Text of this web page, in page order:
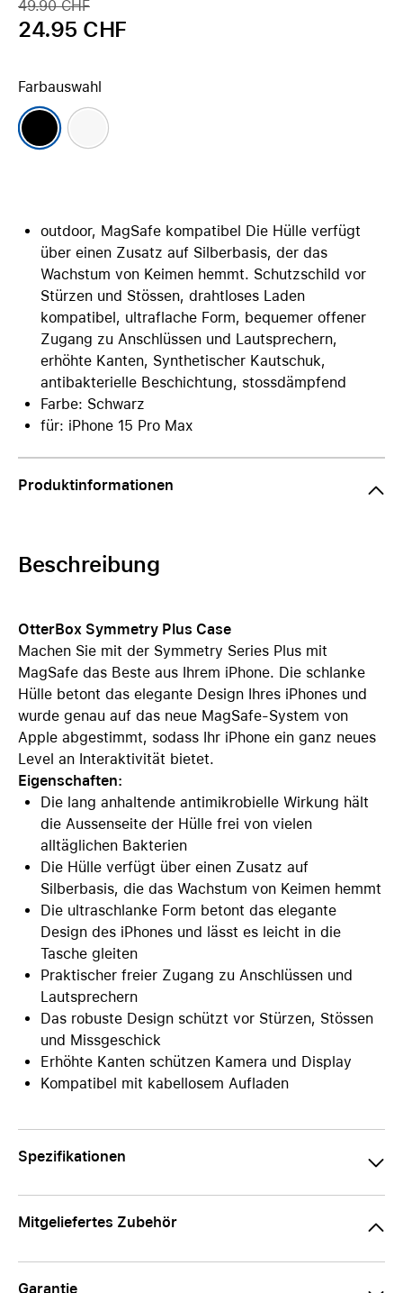
49.90 CHF
24.95 CHF
Farbauswahl
outdoor, MagSafe kompatibel Die Hülle verfügt
über einen Zusatz auf Silberbasis, der das
Wachstum von Keimen hemmt. Schutzschild vor
Stürzen und Stössen, drahtloses Laden
kompatibel, ultraflache Form, bequemer offener
Zugang zu Anschlüssen und Lautsprechern,
erhöhte Kanten, Synthetischer Kautschuk,
antibakterielle Beschichtung, stossdämpfend
Farbe: Schwarz
für: iPhone 15 Pro Max
Produktinformationen
Beschreibung
OtterBox Symmetry Plus Case
Machen Sie mit der Symmetry Series Plus mit
MagSafe das Beste aus Ihrem iPhone. Die schlanke
Hülle betont das elegante Design Ihres iPhones und
wurde genau auf das neue MagSafe-System von
Apple abgestimmt, sodass Ihr iPhone ein ganz neues
Level an Interaktivität bietet.
Eigenschaften:
Die lang anhaltende antimikrobielle Wirkung hält
die Aussenseite der Hülle frei von vielen
alltäglichen Bakterien
Die Hülle verfügt über einen Zusatz auf
Silberbasis, die das Wachstum von Keimen hemmt
Die ultraschlanke Form betont das elegante
Design des iPhones und lässt es leicht in die
Tasche gleiten
Praktischer freier Zugang zu Anschlüssen und
Lautsprechern
Das robuste Design schützt vor Stürzen, Stössen
und Missgeschick
Erhöhte Kanten schützen Kamera und Display
Kompatibel mit kabellosem Aufladen
Spezifikationen
Mitgeliefertes Zubehör
Garantie